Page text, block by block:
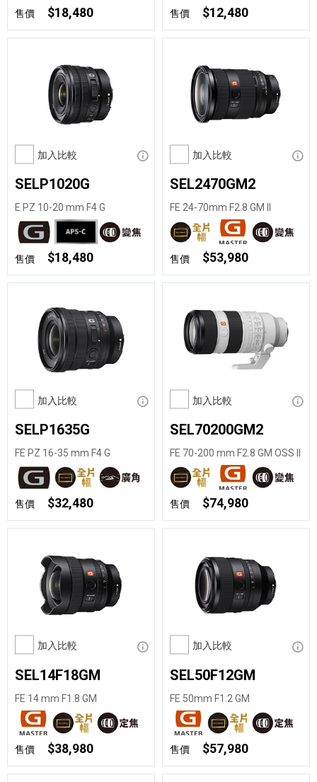
售價 $18,480 售價 $12,480
加入比較 顯示資訊
SELP1020G
E PZ 10-20 mm F4 G
售價 $18,480
加入比較 顯示
SEL2470GM2
FE 24-70mm F2.8 GM II
售價 $53,980
加入比較 顯示資訊
SELP1635G
FE PZ 16-35 mm F4 G
售價 $32,480
加入比較 顯示
SEL70200GM2
FE 70-200 mm F2.8 GM OSS II
售價 $74,980
加入比較 顯示資訊
SEL14F18GM
FE 14 mm F1.8 GM
售價 $38,980
加入比較 顯示
SEL50F12GM
FE 50mm F1.2 GM
售價 $57,980